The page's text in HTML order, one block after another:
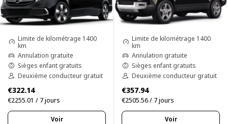
Limite de kilométrage 1400
km
Annulation gratuite
Sièges enfant gratuits
Deuxième conducteur gratuit
€322.14
€2255.01 / 7 jours
Voir
Limite de kilométrage 1400
km
Annulation gratuite
Sièges enfant gratuits
Deuxième conducteur gratuit
€357.94
€2505.56 / 7 jours
Voir